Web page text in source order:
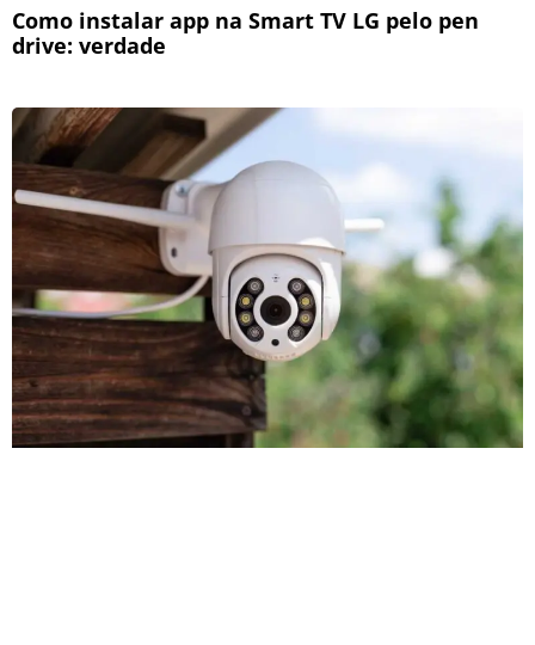
Como instalar app na Smart TV LG pelo pen
drive: verdade